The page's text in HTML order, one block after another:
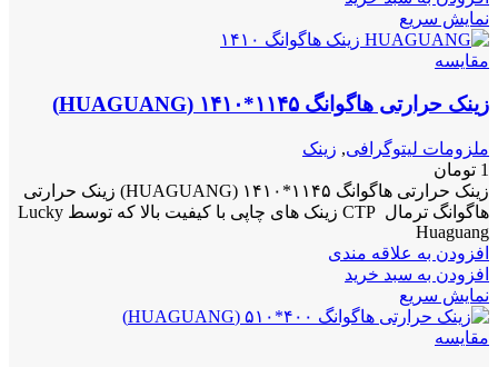
نمایش سریع
مقايسه
زینک حرارتی هاگوانگ ۱۱۴۵*۱۴۱۰ (HUAGUANG)
ملزومات لیتوگرافی, زینک
1 تومان
زینک حرارتی هاگوانگ ۱۱۴۵*۱۴۱۰ (HUAGUANG) زینک حرارتی
هاگوانگ ترمال CTP زینک های چاپی با کیفیت بالا که توسط Lucky
Huaguang
افزودن به علاقه مندی
افزودن به سبد خرید
نمایش سریع
مقايسه